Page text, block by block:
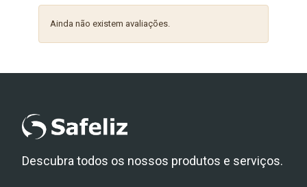
Ainda não existem avaliações.
Descubra todos os nossos produtos e serviços.